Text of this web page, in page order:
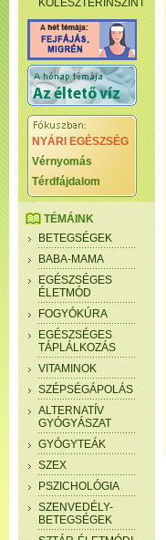
KOLESZTERINSZINT
NYÁRI EGÉSZSÉG
Vérnyomás
Térdfájdalom
TÉMÁINK
BETEGSÉGEK
BABA-MAMA
EGÉSZSÉGES
ÉLETMÓD
FOGYÓKÚRA
EGÉSZSÉGES
TÁPLÁLKOZÁS
VITAMINOK
SZÉPSÉGÁPOLÁS
ALTERNATÍV
GYÓGYÁSZAT
GYÓGYTEÁK
SZEX
PSZICHOLÓGIA
SZENVEDÉLY-
BETEGSÉGEK